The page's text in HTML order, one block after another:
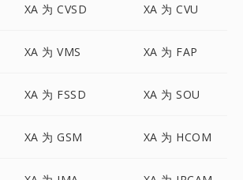
XA 为 CVSD XA 为 CVU
XA 为 VMS XA 为 FAP
XA 为 FSSD XA 为 SOU
XA 为 GSM XA 为 HCOM